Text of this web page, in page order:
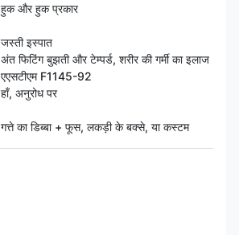
हुक और हुक प्रकार
जस्ती इस्पात
अंत फिटिंग बुझती और टेम्पर्ड, शरीर की गर्मी का इलाज
एएसटीएम F1145-92
हाँ, अनुरोध पर
गत्ते का डिब्बा + फूस, लकड़ी के बक्से, या कस्टम